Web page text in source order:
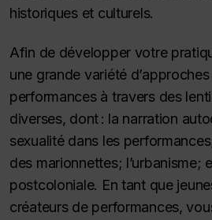
historiques et culturels.
Afin de développer votre
une grande variété
performances à travers des
diverses, dont : la narration
sexualité dans les
des marionnettes; l’urbanisme;
postcoloniale. En tant que
créateurs de performances,